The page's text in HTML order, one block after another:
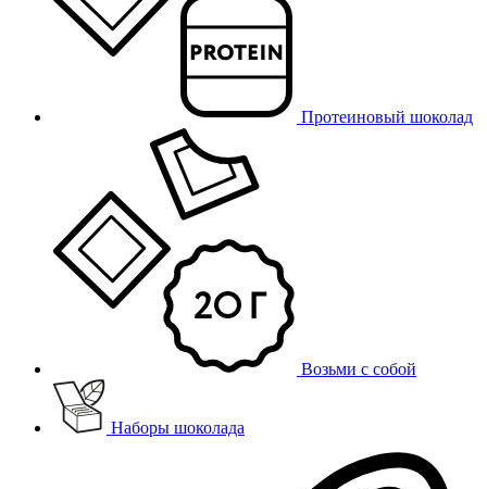
Протеиновый шоколад
Возьми с собой
Наборы шоколада